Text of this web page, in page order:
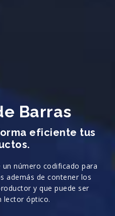
Barras
eficiente tus
número codificado para
además de contener los
y que puede ser
lector óptico.